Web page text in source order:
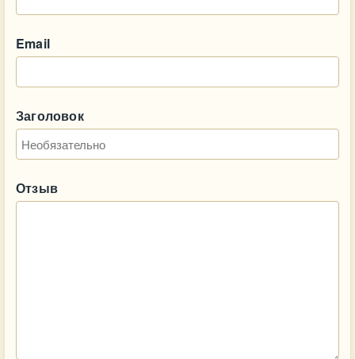
Email
Заголовок
Отзыв